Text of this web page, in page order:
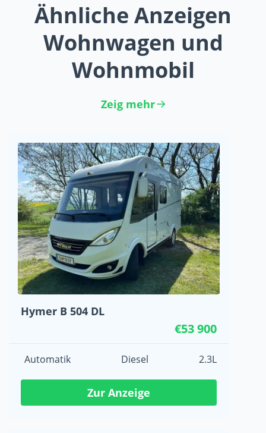
Ähnliche Anzeigen
Wohnwagen und
Wohnmobil
Zeig mehr
Hymer B 504 DL
€53 900
Automatik Diesel 2.3L
Zur Anzeige